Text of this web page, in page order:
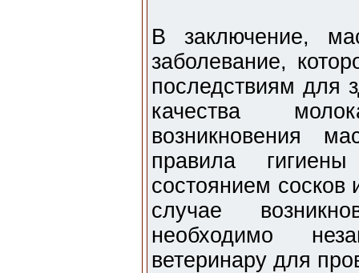
В заключение,
заболевание,
последствиям для
качества
возникновения
правила
состоянием
случае
необходимо
ветеринару для